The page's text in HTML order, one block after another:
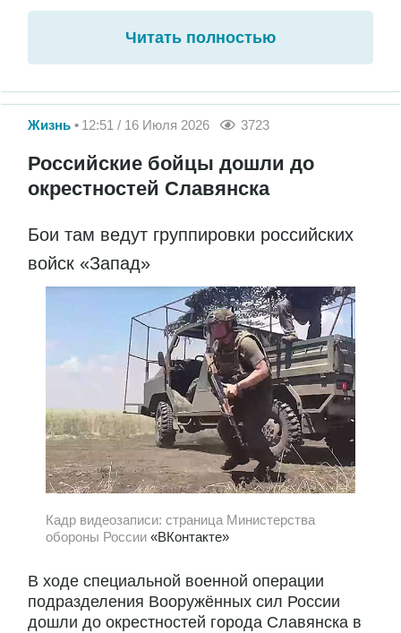
Читать полностью
Жизнь 12:51 / 16 Июля 2026 3723
Российские бойцы дошли до
окрестностей Славянска
Бои там ведут группировки российских
войск «Запад»
Кадр видеозаписи: страница Министерства
обороны России «ВКонтакте»
В ходе специальной военной операции
подразделения Вооружённых сил России
дошли до окрестностей города Славянска в